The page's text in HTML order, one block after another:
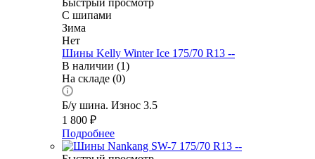
Быстрый просмотр
С шипами
Зима
Нет
Шины Kelly Winter Ice 175/70 R13 --
В наличии (1)
На складе (0)
Б/у шина. Износ 3.5
1 800 ₽
Подробнее